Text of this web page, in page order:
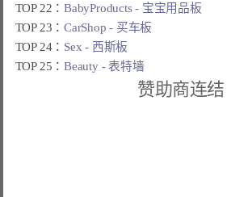
TOP 22：BabyProducts - 宝宝用品板
TOP 23：CarShop - 买车板
TOP 24： Sex - 西斯板
TOP 25：Beauty - 表特墙
赞助商连结